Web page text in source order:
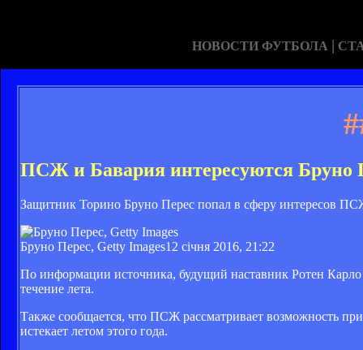
НОВОСТИ ФУТБОЛА |
ПСЖ и Бавария интересуются Бруно
Защитник Торино Бруно Перес попал в сферу интересов
Бруно Перес, Getty Images12 січня 2016, 21:22
По информации источника, будущий наставник Ротен
течение лета.
Также сообщается, что ПСЖ рассматривает возможность
истекает летом этого года.